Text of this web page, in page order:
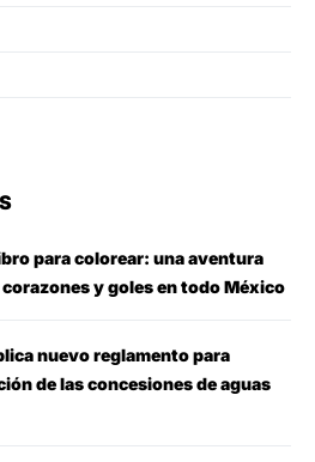
para colorear: una aventura
y goles en todo México
nuevo reglamento para
de las concesiones de aguas